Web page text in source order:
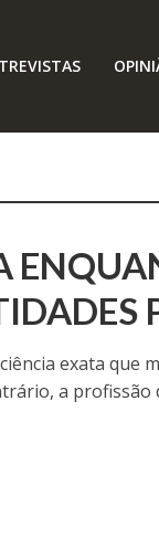
exata
a profissão